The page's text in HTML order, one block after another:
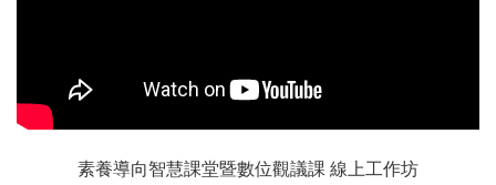
素養導向智慧課堂暨數位觀議課 線上工作坊